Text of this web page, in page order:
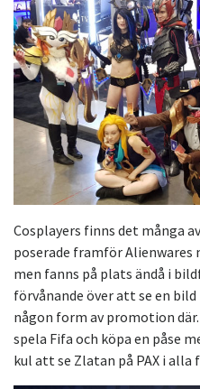
Cosplayers finns det många
poserade framför Alienwares
men fanns på plats ändå i
förvånande över att se en bild
någon form av promotion
spela Fifa och köpa en påse
kul att se Zlatan på PAX i alla